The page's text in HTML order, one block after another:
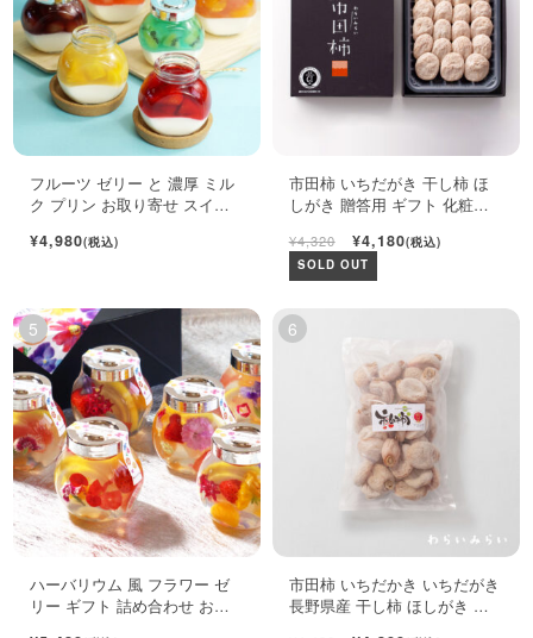
フルーツ ゼリー と 濃厚 ミル
ク プリン お取り寄せ スイー
¥4,980(税込)
市田柿 いちだがき 干し柿 ほ
しがき 贈答用 ギフト 化粧箱
¥4,320 ¥4,180(税込)
SOLD OUT
ハーバリウム 風 フラワー ゼ
リー ギフト 詰め合わせ おし
市田柿 いちだかき いちだがき
長野県産 干し柿 ほしがき い